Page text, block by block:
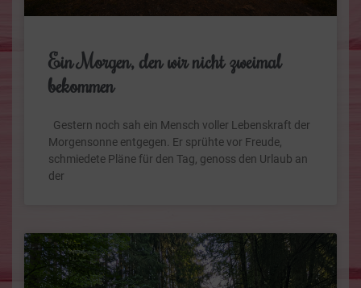
Ein Morgen, den wir nicht zweimal
bekommen
Gestern noch sah ein Mensch voller Lebenskraft der
Morgensonne entgegen. Er sprühte vor Freude,
schmiedete Pläne für den Tag, genoss den Urlaub an
der